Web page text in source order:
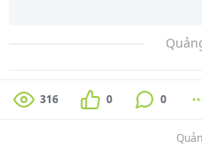
316 0 0